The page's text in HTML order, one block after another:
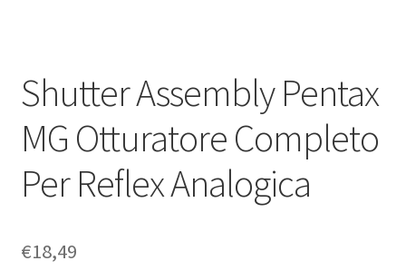
Shutter Assembly Pentax
MG Otturatore Completo
Per Reflex Analogica
€18,49